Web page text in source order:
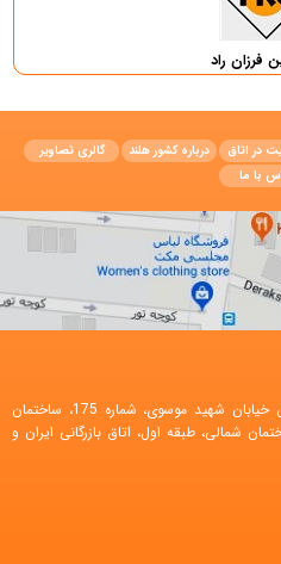
فرزان راد
در اتاق درباره کشور هلند
گالری تصاویر
با ما
نشانی اتاق: تهران، خیابان طالقانی، نبش خیابان شهید موسوی، شماره 175، ساختمان
شمالی، طبقه اول، اتاق بازرگانی ایران و